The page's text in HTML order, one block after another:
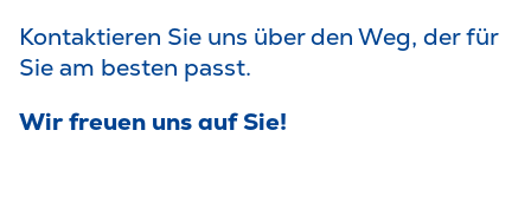
Kontaktieren Sie uns über den Weg, der für
Sie am besten passt.
Wir freuen uns auf Sie!